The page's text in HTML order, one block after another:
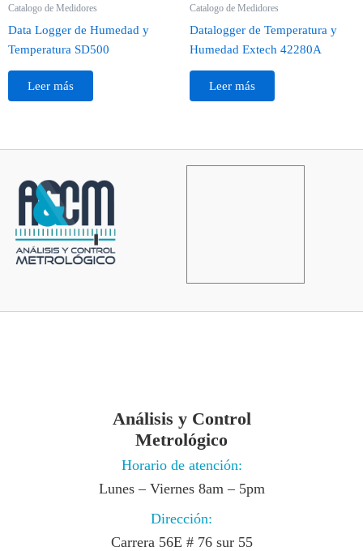
Catalogo de Medidores
Data Logger de Humedad y
Temperatura SD500
Leer más
Catalogo de Medidores
Datalogger de Temperatura y
Humedad Extech 42280A
Leer más
Análisis y Control
Metrológico
Horario de atención:
Lunes – Viernes 8am – 5pm
Dirección:
Carrera 56E # 76 sur 55